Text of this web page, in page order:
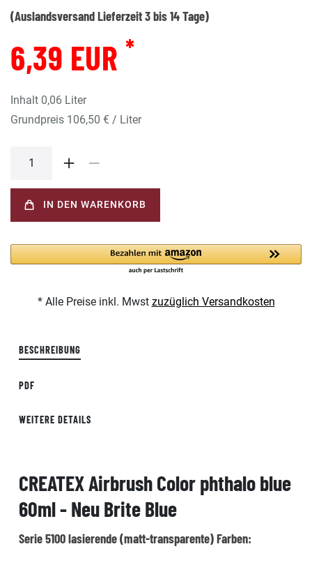
(Auslandsversand Lieferzeit 3 bis 14 Tage)
6,39 EUR *
Inhalt 0,06 Liter
Grundpreis 106,50 € / Liter
IN DEN WARENKORB
* Alle Preise inkl. Mwst zuzüglich Versandkosten
BESCHREIBUNG
PDF
WEITERE DETAILS
CREATEX Airbrush Color phthalo blue
60ml - Neu Brite Blue
Serie 5100 lasierende (matt-transparente) Farben: